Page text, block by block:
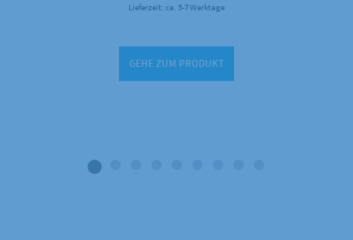
Lieferzeit: ca. 5-7 Werktage
GEHE ZUM PRODUKT